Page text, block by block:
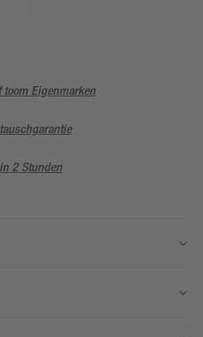
toom Eigenmarken
2 Stunden